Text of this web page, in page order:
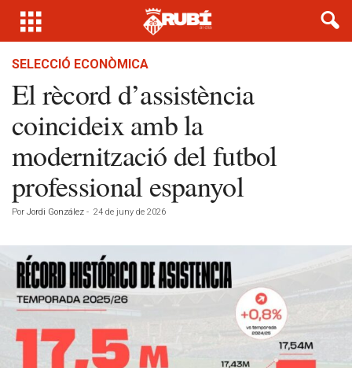
SELECCIÓ ECONÒMICA
El rècord d’assistència
coincideix amb la
modernització del futbol
professional espanyol
Por Jordi González - 24 de juny de 2026